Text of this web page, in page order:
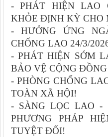
- PHÁT HIỆN LAO
KHỎE ĐỊNH KỲ CHO
- HƯỞNG ỨNG
CHỐNG LAO 24/3/
- PHÁT HIỆN SỚM
BẢO VỆ CỘNG
- PHÒNG CHỐNG
TOÀN XÃ HỘI!
- SÀNG LỌC LAO -
PHƯƠNG PHÁP
TUYỆT ĐỐI!